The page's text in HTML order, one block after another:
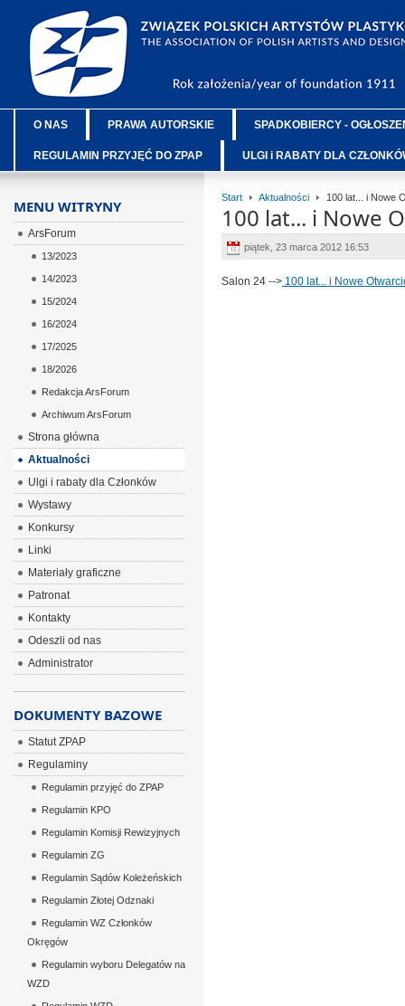
O NAS PRAWA AUTORSKIE SPADKOBIERCY -
REGULAMIN PRZYJĘĆ DO ZPAP ULGI i RABATY DLA
Start Aktualności 100 lat... i Nowe
100 lat... i Nowe
piątek, 23 marca 2012 16:53
Salon 24 -->100 lat... i Nowe
MENU WITRYNY
ArsForum
13/2023
14/2023
15/2024
16/2024
17/2025
18/2026
Redakcja ArsForum
Archiwum ArsForum
Strona główna
Aktualności
Ulgi i rabaty dla Członków
Wystawy
Konkursy
Linki
Materiały graficzne
Patronat
Kontakty
Odeszli od nas
Administrator
DOKUMENTY BAZOWE
Statut ZPAP
Regulaminy
Regulamin przyjęć do ZPAP
Regulamin KPO
Regulamin Komisji Rewizyjnych
Regulamin ZG
Regulamin Sądów Koleżeńskich
Regulamin Złotej Odznaki
Regulamin WZ Członków
Okręgów
Regulamin wyboru Delegatów na
WZD